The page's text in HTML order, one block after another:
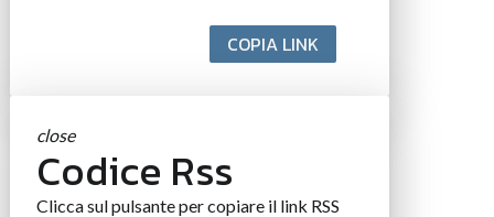
COPIA LINK
close
Codice Rss
Clicca sul pulsante per copiare il link RSS